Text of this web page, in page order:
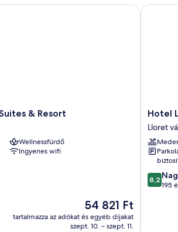
& Resort
Wellnessfürdő
Ingyenes wifi
Az
ár
54 821 Ft
54 821 Ft
tartalmazza az adókat és egyéb díjakat
szept. 10. – szept. 11.
& Resort
Hotel
Lloret
Santa
Rosa
by
Pierre
&
Hotel
Lloret
8.2
8,2
195
Hotel